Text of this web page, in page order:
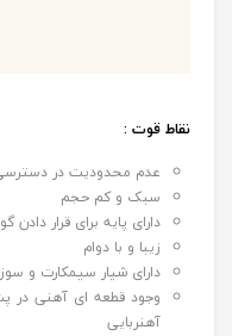
نقاط قوت :
عدم محدودیت در
سبک و کم حجم
دارای پایه برای قرار
زیبا و با دوام
دارای شیار سیمکارت و
وجود قطعه ای آهنی در
آهنربایی